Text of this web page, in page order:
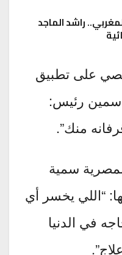
راشد الماجد
على تطبيق
رئيس:
منك”.
سمية
“اللي يخسر أي
في الدنيا